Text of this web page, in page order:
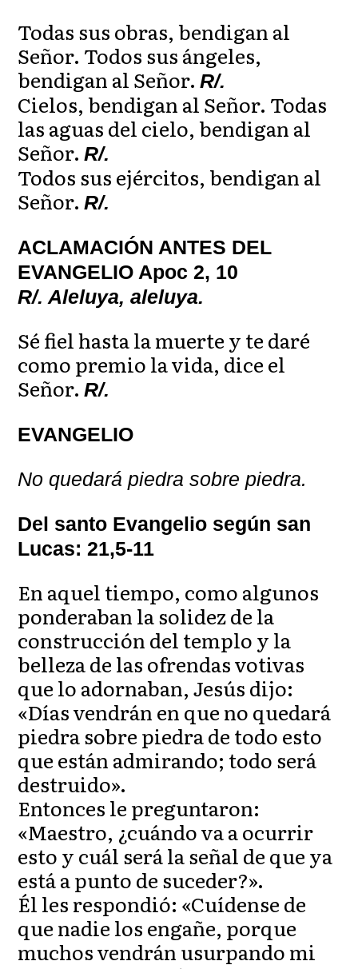
Todas sus obras, bendigan al
Señor. Todos sus ángeles,
bendigan al Señor.R/.
Cielos, bendigan al Señor. Todas
las aguas del cielo, bendigan al
Señor.R/.
Todos sus ejércitos, bendigan al
Señor.R/.
ACLAMACIÓN ANTES DEL
EVANGELIO Apoc 2, 10
R/. Aleluya, aleluya.
Sé fiel hasta la muerte y te daré
como premio la vida, dice el
Señor.R/.
EVANGELIO
No quedará piedra sobre piedra.
Del santo Evangelio según san
Lucas: 21,5-11
En aquel tiempo, como algunos
ponderaban la solidez de la
construcción del templo y la
belleza de las ofrendas votivas
que lo adornaban, Jesús dijo:
«Días vendrán en que no quedará
piedra sobre piedra de todo esto
que están admirando; todo será
destruido».
Entonces le preguntaron:
«Maestro, ¿cuándo va a ocurrir
esto y cuál será la señal de que ya
está a punto de suceder?».
Él les respondió: «Cuídense de
que nadie los engañe, porque
muchos vendrán usurpando mi